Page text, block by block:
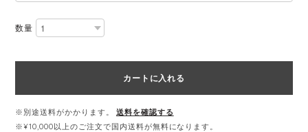
数量
カートに入れる
※別途送料がかかります。
送料を確認する
※¥10,000以上のご注文で国内送料が無料になります。